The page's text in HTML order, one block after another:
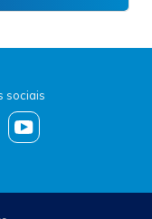
sociais